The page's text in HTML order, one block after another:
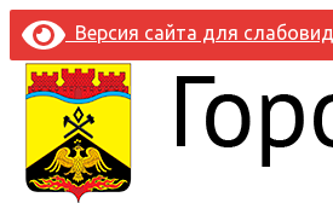
Версия сайта для